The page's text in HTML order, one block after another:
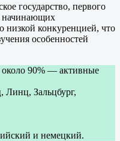
государство, первого
начинающих
низкой конкуренцией, что
особенностей
90% — активные
Линц, Зальцбург,
и немецкий.